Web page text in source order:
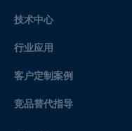
技术中心
行业应用
客户定制案例
竞品替代指导